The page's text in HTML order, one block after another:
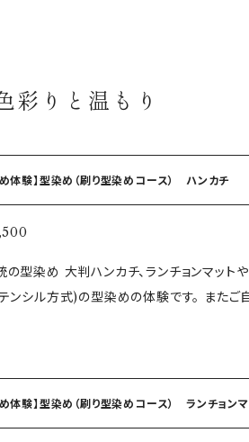
彩りと温もり
め体験】型染め（刷り型染めコース） ハンカチ
の型染め 大判ハンカチ、ランチョンマッ
ンシル方式)の型染めの体験です。 また
①型紙を選び染め素材に直接染めて
め体験】型染め（刷り型染めコース） ランチョン